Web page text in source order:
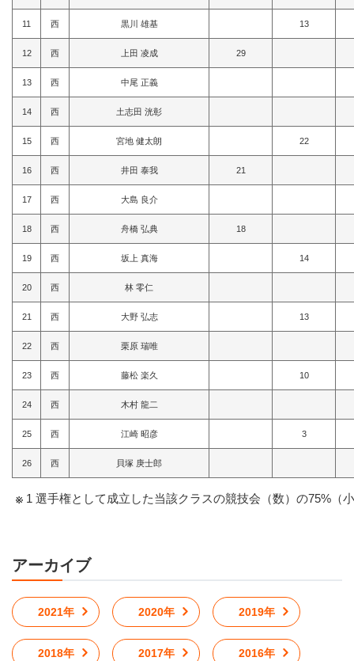
11 西 黒川 雄基 13
12 西 上田 凌成 29
13 西 中尾 正義
14 西 土志田 洸彰
15 西 宮地 健太朗 22
16 西 井田 泰我 21
17 西 大島 良介
18 西 舟橋 弘典 18
19 西 坂上 真海 14
20 西 林 零仁
21 西 大野 弘志 13
22 西 栗原 瑞唯
23 西 藤松 楽久 10
24 西 木村 龍二
25 西 江崎 昭彦 3
26 西 貝塚 庚士郎
1 選手権として成立した当該クラスの競技会（数）の75%（
アーカイブ
2021年 2020年 2019年
2018年 2017年 2016年